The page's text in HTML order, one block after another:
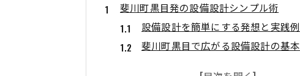
斐川町黒目発の設備設計シンプル術
設備設計を簡単にする発想と実践例
斐川町黒目で広がる設備設計の基本